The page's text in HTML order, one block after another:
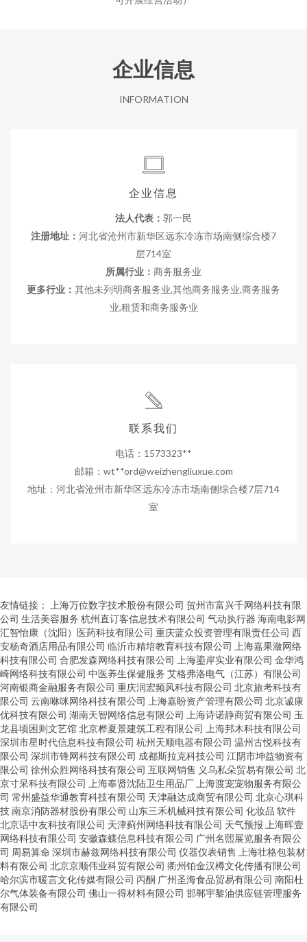
企业信息
INFORMATION
企业信息
法人代表： 郭一民
注册地址： 河北省沧州市新华区远东冷冻市场南侧综合楼7
层714室
所属行业： 商务服务业
更多行业： 其他未列明商务服务业,其他商务服务业,商务服务
业,租赁和商务服务业
联系我们
电话：1573323**
邮箱：wt**ord@weizhengliuxue.com
地址：河北省沧州市新华区远东冷冻市场南侧综合楼7层714
室
友情链接： 上海万位数字技术股份有限公司 贺州市富兴千网络科技有限
公司 生活美容服务 杭州直订客信息技术有限公司 气动执行器 海南电影网
汇智怡康（沈阳）医药科技有限公司 重庆蓝众投资管理有限责任公司 西
安杨奇酒店用品有限公司 临沂市精培教育科技有限公司
上海嘉果潋网络
科技有限公司 合肥发森网络科技有限公司 上海鎏岸实业有限公司 金华鸿
崎网络科技有限公司 中医养生保健服务 艾格弗洛电气（江苏）有限公司
河南银商金融服务有限公司 重庆润宏频风科技有限公司 北京旅考科技有
限公司 云南咻咪网络科技有限公司 上海嘉盼资产管理有限公司 北京诚康
优科技有限公司 湖南天智网络信息有限公司 上海诗诺静商贸有限公司 玉
龙县顷困则文艺馆北京桦夏景建筑工程有限公司
上海邦木科技有限公司
深圳市星时代信息科技有限公司 杭州天顺电器有限公司 温州古悦科技有
限公司 深圳市锋网科技有限公司 成都斯拉克科技公司 江阴市坤益物资有
限公司 徐州众胜网络科技有限公司 互联网销售 义乌私朵贸易有限公司 北
京寸呆科技有限公司
上海奉贤沈陆卫生用品厂 上海渡宠宠物服务有限公
司 常州盛益华通教育科技有限公司 天津融达成商贸有限公司 北京心琪科
技南京消防器材股份有限公司 山东三禾机械科技有限公司 化妆品 软件
北京话中友科技有限公司 天津蓟州网络科技有限公司 天气预报 上海晖壹
网络科技有限公司 安徽森蝶信息科技有限公司 广州名熙展览服务有限公
司 周易算命 深圳市赫兹网络科技有限公司 仪器仪表销售 上海壮格包装材
料有限公司 北京京顺伟业科贸有限公司 衢州铂金汉樽文化传播有限公司
哈尔滨市暖言文化传媒有限公司 丙酮 广州圣海食品贸易有限公司 南阳杜
尔气体装备有限公司 佛山一得材料有限公司 邯郸宇黎油供应链管理服务
有限公司